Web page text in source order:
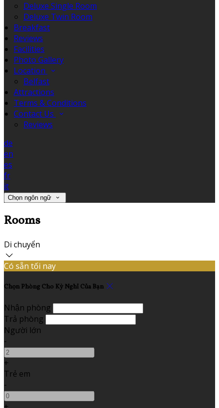
Deluxe Single Room
Deluxe Twin Room
Breakfast
Reviews
Facilities
Photo Gallery
Location
Belfast
Attractions
Terms & Conditions
Contact Us
Reviews
de
en
es
fr
it
Chọn ngôn ngữ
Rooms
Di chuyển
Có sẵn tối nay
Chọn Phòng Cho Kỳ Nghỉ Của Bạn
Nhận phòng
Trả phòng
Người lớn
-
+
Trẻ em
-